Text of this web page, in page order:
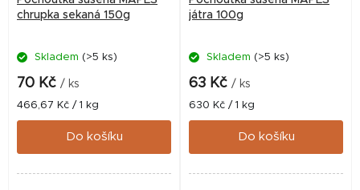
chrupka sekaná 150g
Skladem (>5 ks)
70 Kč / ks
Měrná
cena:
466,67 Kč / 1 kg
Do košíku
játra 100g
Skladem (>5 ks)
63 Kč / ks
Měrná
cena:
630 Kč / 1 kg
Do košíku